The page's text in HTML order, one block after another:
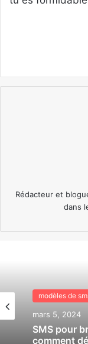
Rédacteur et
dans
modèles de sms
mars 5, 2024
février 28,